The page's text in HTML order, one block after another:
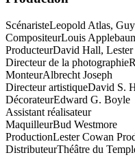
ScénaristeLeopold Atlas,
CompositeurLouis
ProducteurDavid Hall, Lester
Directeur de la photographie
MonteurAlbrecht Joseph
Directeur artistiqueDavid S.
DécorateurEdward G. Boyle
Assistant réalisateur
MaquilleurBud Westmore
ProductionLester Cowan
DistributeurThéâtre du